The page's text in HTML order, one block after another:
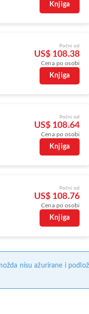
Knjiga
Počni od
US$ 108.38
Cena po osobi
Knjiga
Počni od
US$ 108.64
Cena po osobi
Knjiga
Počni od
US$ 108.76
Cena po osobi
Knjiga
nisu ažurirane i